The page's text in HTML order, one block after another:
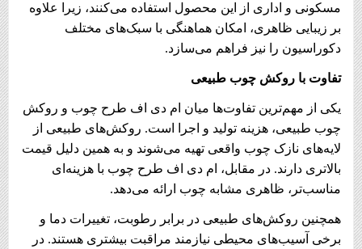
مسکونی و اداری از این محصول استفاده می‌کنند، زیرا علاوه
بر زیبایی ظاهری، امکان هماهنگی با سبک‌های مختلف
دکوراسیون را نیز فراهم می‌سازد.
تفاوت با روکش چوب طبیعی
یکی از مهم‌ترین تفاوت‌ها میان ام دی اف طرح چوب و روکش
چوب طبیعی، هزینه تولید و اجرا است. روکش‌های طبیعی از
لایه‌های نازک چوب واقعی تهیه می‌شوند و به همین دلیل قیمت
بالاتری دارند. در مقابل، ام دی اف طرح چوب با هزینه‌ای
مناسب‌تر، ظاهری مشابه چوب ارائه می‌دهد.
همچنین روکش‌های طبیعی در برابر رطوبت، تغییرات دما و
برخی آسیب‌های محیطی نیازمند مراقبت بیشتری هستند. در